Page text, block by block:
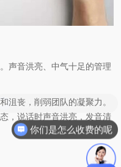
声音洪亮、中气十足的管理
沮丧，削弱团队的凝聚力。
，说话时声音洪亮，发音清
你们是怎么收费的呢